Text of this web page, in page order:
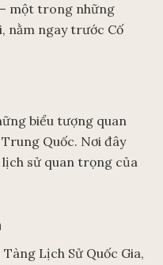
một trong những
nằm ngay trước Cố
biểu tượng quan
Quốc. Nơi đây
sử quan trọng của
Lịch Sử Quốc Gia,